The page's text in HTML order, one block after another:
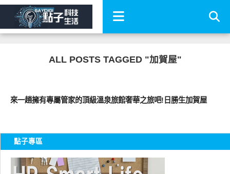
ALL POSTS TAGGED "加賀屋"
來一趟擁有專屬管家的頂級溫泉旅館奢華之旅吧!日勝生加賀屋
點子專區